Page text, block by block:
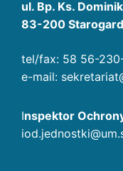
ul. Bp. Ks.
83-200
tel/fax: 58 56-
e-mail:
Inspektor